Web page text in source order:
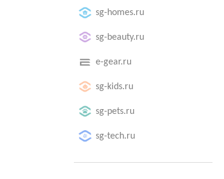
sg-homes.ru
sg-beauty.ru
e-gear.ru
sg-kids.ru
sg-pets.ru
sg-tech.ru